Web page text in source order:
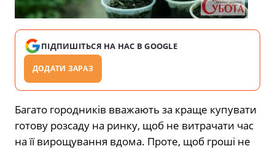
ПІДПИШІТЬСЯ НА НАС В GOOGLE
ДОДАТИ ЗАРАЗ
Багато городників вважають за краще купувати
готову розсаду на ринку, щоб не витрачати час
на її вирощування вдома. Проте, щоб гроші не